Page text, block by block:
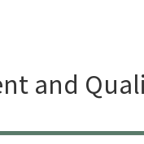
and